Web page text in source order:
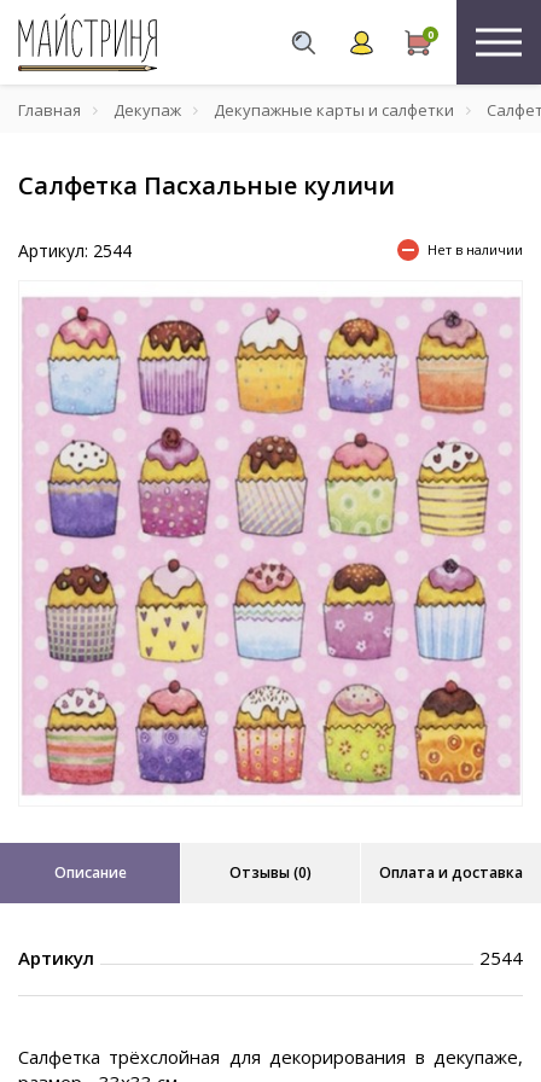
0
Главная Декупаж Декупажные карты и салфетки
Салфетка Пасхальные куличи
Артикул: 2544 Нет в наличии
Описание Отзывы (0) Оплата и доставка
Артикул 2544
Салфетка трёхслойная для декорирования в декупаже,